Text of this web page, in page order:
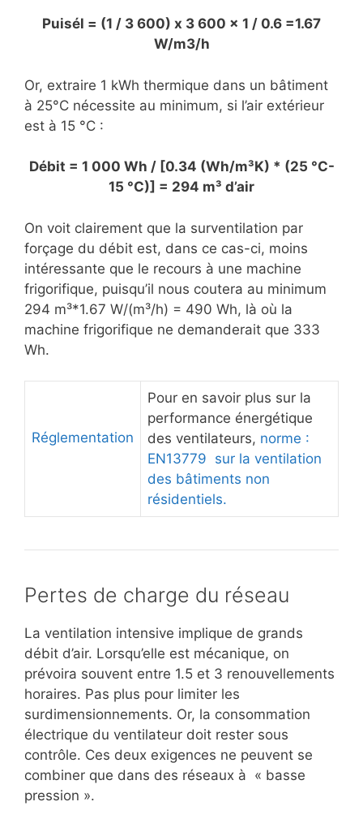
Puisél = (1 / 3 600) x 3 600 x 1 / 0.6 =1.67
W/m3/h
Or, extraire 1 kWh thermique dans un bâtiment
à 25°C nécessite au minimum, si l’air extérieur
est à 15 °C :
Débit = 1 000 Wh / [0.34 (Wh/m³K) * (25 °C-
15 °C)] = 294 m³ d’air
On voit clairement que la surventilation par
forçage du débit est, dans ce cas-ci, moins
intéressante que le recours à une machine
frigorifique, puisqu’il nous coutera au minimum
294 m³*1.67 W/(m³/h) = 490 Wh, là où la
machine frigorifique ne demanderait que 333
Wh.
Réglementation
Pour en savoir plus sur la
performance énergétique
des ventilateurs, norme :
EN13779 sur la ventilation
des bâtiments non
résidentiels.
Pertes de charge du réseau
La ventilation intensive implique de grands
débit d’air. Lorsqu’elle est mécanique, on
prévoira souvent entre 1.5 et 3 renouvellements
horaires. Pas plus pour limiter les
surdimensionnements. Or, la consommation
électrique du ventilateur doit rester sous
contrôle. Ces deux exigences ne peuvent se
combiner que dans des réseaux à « basse
pression ».